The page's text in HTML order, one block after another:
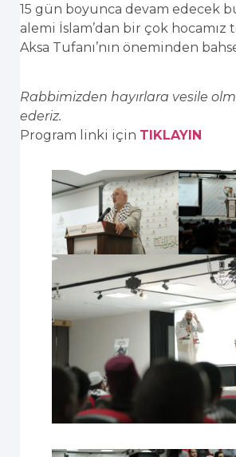
15 gün boyunca devam edecek
alemi İslam’dan bir çok hocamız
Aksa Tufanı’nın öneminden
Rabbimizden hayırlara vesile
ederiz.
Program linki için TIKLAYIN